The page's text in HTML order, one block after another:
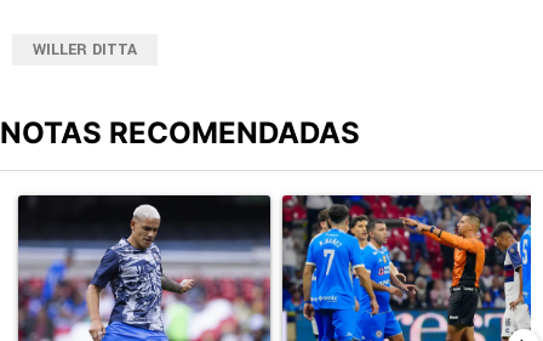
WILLER DITTA
NOTAS RECOMENDADAS
Un artículo de tendencia con el título "Revelan un detalle clave
Un artículo de tendencia con el